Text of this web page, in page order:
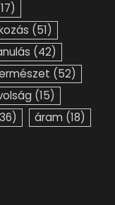
(51)
(42)
(52)
(15)
áram (18)